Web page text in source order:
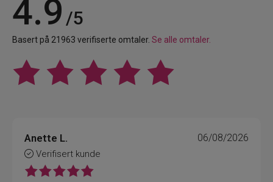
4.9 /5
Basert på 21963 verifiserte omtaler. Se alle omtaler.
Anette L.
Verifisert kunde
06/08/2026